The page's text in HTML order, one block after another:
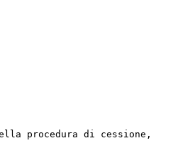
procedura di cessione,